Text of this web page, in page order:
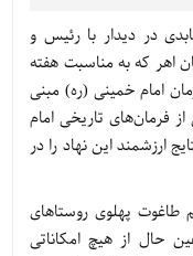
در دیدار با رئیس و
اهر که به مناسبت هفته
امام خمینی (ره) مبنی
فرمان‌های تاریخی امام
آثار و نتایج ارزشمند این نهاد را در
طاغوت پهلوی روستاهای
حال از هیچ امکاناتی